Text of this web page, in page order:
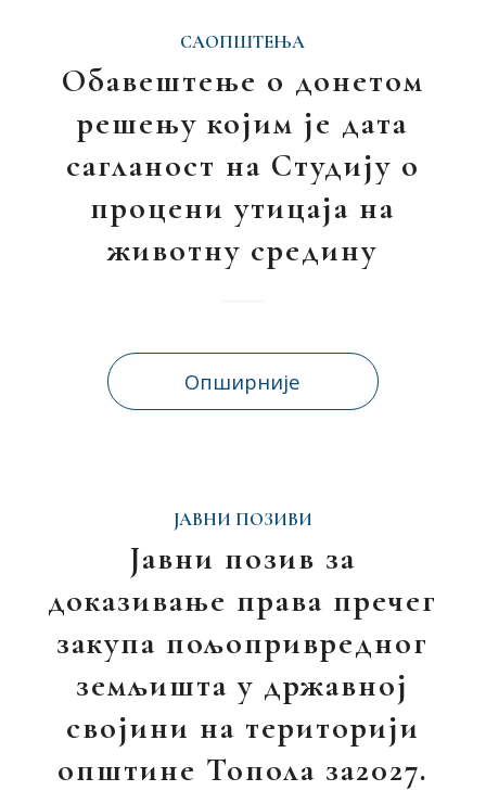
САОПШТЕЊА
Обавештење о донетом
решењу којим је дата
сагланост на Студију о
процени утицаја на
животну средину
Опширније
ЈАВНИ ПОЗИВИ
Јавни позив за
доказивање права пречег
закупа пољопривредног
земљишта у државној
својини на територији
општине Топола за2027.